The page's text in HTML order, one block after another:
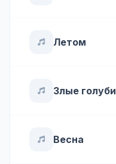
Летом
Злые голуби
Весна